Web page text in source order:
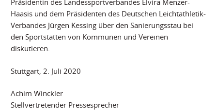
Haasis und dem Präsidenten des Deutschen Leichtathletik-
Verbandes Jürgen Kessing über den Sanierungsstau bei
den Sportstätten von Kommunen und Vereinen
diskutieren.
Stuttgart, 2. Juli 2020
Achim Winckler
Stellvertretender Pressesprecher